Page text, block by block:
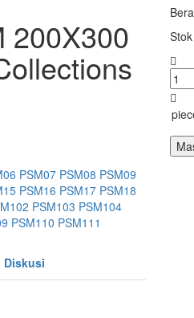
200X300
PSM07 PSM08 PSM09
PSM16 PSM17 PSM18
PSM103 PSM104
PSM110 PSM111
Diskusi